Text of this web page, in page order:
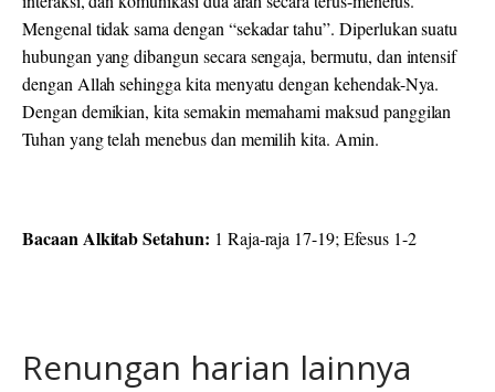
Mengenal tidak sama dengan “sekadar tahu”. Diperlukan suatu
hubungan yang dibangun secara sengaja,bermutu, dan intensif
dengan Allah sehingga kita menyatu dengan kehendak-Nya.
Dengan demikian, kita semakin memahami maksud panggilan
Tuhan yang telah menebus dan memilih kita. Amin.
Bacaan Alkitab Setahun: 1 Raja-raja 17-19; Efesus 1-2
Renungan harian lainnya